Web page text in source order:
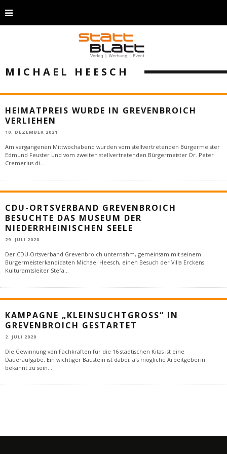
MICHAEL HEESCH
HEIMATPREIS WURDE IN GREVENBROICH
VERLIEHEN
10. DEZEMBER 2021
Am vergangenen Mittwochabend wurden vom stellvertretenden Bürgermeister
Edmund Feuster und vom zweiten stellvertretenden Bürgermeister Dr. Peter
Cremerius di...
CDU-ORTSVERBAND GREVENBROICH
BESUCHTE DAS MUSEUM DER
NIEDERRHEINISCHEN SEELE
29. JULI 2020
Der CDU-Ortsverband Grevenbroich unternahm, gemeinsam mit seinem
Bürgermeisterkandidaten Michael Heesch, einen Besuch der Villa Erckens.
Kulturamtsleiter Stefa...
KAMPAGNE „KLEINSUCHTGROSS“ IN
GREVENBROICH GESTARTET
2. JULI 2020
Die Gewinnung von Fachkräften für die 16 städtischen Kitas ist eine
Daueraufgabe. Ein wichtiger Baustein ist dabei, als mögliche Arbeitgeberin
bekannt zu sein...